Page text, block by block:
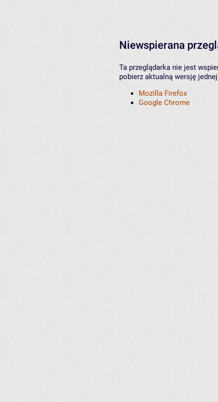
Niewspierana
Ta przeglądarka nie jest
pobierz aktualną wersję
Mozilla Firefox
Google Chrome